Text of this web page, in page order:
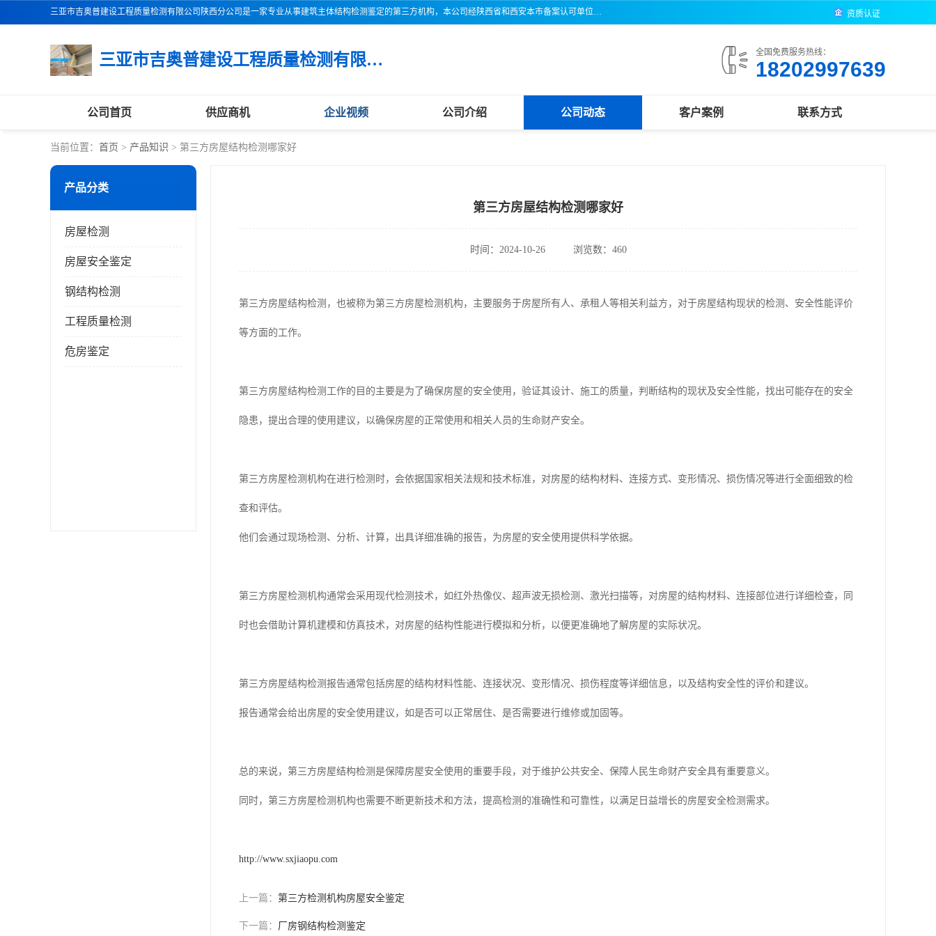
三亚市吉奥普建设工程质量检测有限公司陕西分公司是一家专业从事建筑主体结构检测鉴定的第三方机构，本公司经陕西省和西安本市备案认可单位，公司各项检测仪器设备齐全，检测人员经过严格训练，熟练掌握各项仪器设备的操作及维护工作，检测人员全部取得了资格证书，以保证质量管理体系的有效运行， 保证检测工作的公正性、科学性和准确性，更好地为社会服务。 资质认证
三亚市吉奥普建设工程质量检测有限公司陕西分公司 全国免费服务热线：
18202997639
公司首页 供应商机 企业视频 公司介绍 公司动态 客户案例 联系方式
当前位置： 首页 > 产品知识 > 第三方房屋结构检测哪家好
产品分类
房屋检测
房屋安全鉴定
钢结构检测
工程质量检测
危房鉴定
第三方房屋结构检测哪家好
时间：2024-10-26 浏览数：460
第三方房屋结构检测，也被称为第三方房屋检测机构，主要服务于房屋所有人、承租人等相关利益方，对于房屋结构现状的检测、安全性能评价
等方面的工作。
第三方房屋结构检测工作的目的主要是为了确保房屋的安全使用，验证其设计、施工的质量，判断结构的现状及安全性能，找出可能存在的安全
隐患，提出合理的使用建议，以确保房屋的正常使用和相关人员的生命财产安全。
第三方房屋检测机构在进行检测时，会依据国家相关法规和技术标准，对房屋的结构材料、连接方式、变形情况、损伤情况等进行全面细致的检
查和评估。
他们会通过现场检测、分析、计算，出具详细准确的报告，为房屋的安全使用提供科学依据。
第三方房屋检测机构通常会采用现代检测技术，如红外热像仪、超声波无损检测、激光扫描等，对房屋的结构材料、连接部位进行详细检查，同
时也会借助计算机建模和仿真技术，对房屋的结构性能进行模拟和分析，以便更准确地了解房屋的实际状况。
第三方房屋结构检测报告通常包括房屋的结构材料性能、连接状况、变形情况、损伤程度等详细信息，以及结构安全性的评价和建议。
报告通常会给出房屋的安全使用建议，如是否可以正常居住、是否需要进行维修或加固等。
总的来说，第三方房屋结构检测是保障房屋安全使用的重要手段，对于维护公共安全、保障人民生命财产安全具有重要意义。
同时，第三方房屋检测机构也需要不断更新技术和方法，提高检测的准确性和可靠性，以满足日益增长的房屋安全检测需求。
http://www.sxjiaopu.com
上一篇： 第三方检测机构房屋安全鉴定
下一篇： 厂房钢结构检测鉴定